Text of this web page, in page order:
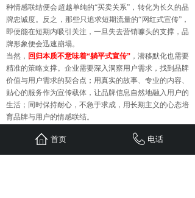
种情感联结便会超越单纯的“买卖关系”，转化为长久的品
牌忠诚度。反之，那些只追求短期流量的“网红式宣传”，
即便能在短期内吸引关注，一旦失去营销噱头的支撑，品
牌形象便会迅速崩塌。
当然， 回归本质不意味着“躺平式宣传” ，潜移默化也需要
精准的策略支撑。企业需要深入洞察用户需求，找到品牌
价值与用户需求的契合点；用真实的故事、专业的内容、
贴心的服务作为宣传载体，让品牌信息自然地融入用户的
生活；同时保持耐心，不急于求成，用长期主义的心态培
育品牌与用户的情感联结。
放下对流量的执念，回归产品与服务的本质，用真诚的价
值传递替代生硬的广告灌输，让品牌在潜移默化中走进用
首页 电话